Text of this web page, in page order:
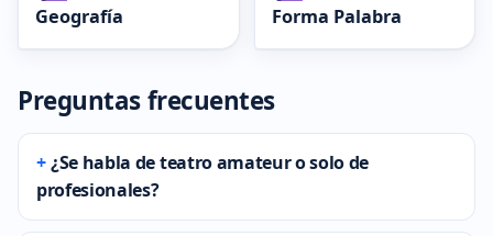
Geografía Forma Palabra
Preguntas frecuentes
¿Se habla de teatro amateur o solo de
profesionales?